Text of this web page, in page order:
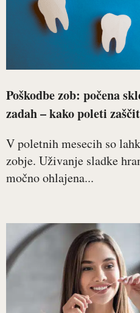
Poškodbe zob: počena
zadah – kako poleti
V poletnih mesecih so
zobje. Uživanje sladke
močno ohlajena...